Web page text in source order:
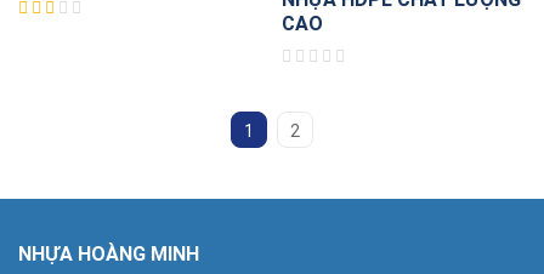
CAO
1 2
NHỰA HOÀNG MINH